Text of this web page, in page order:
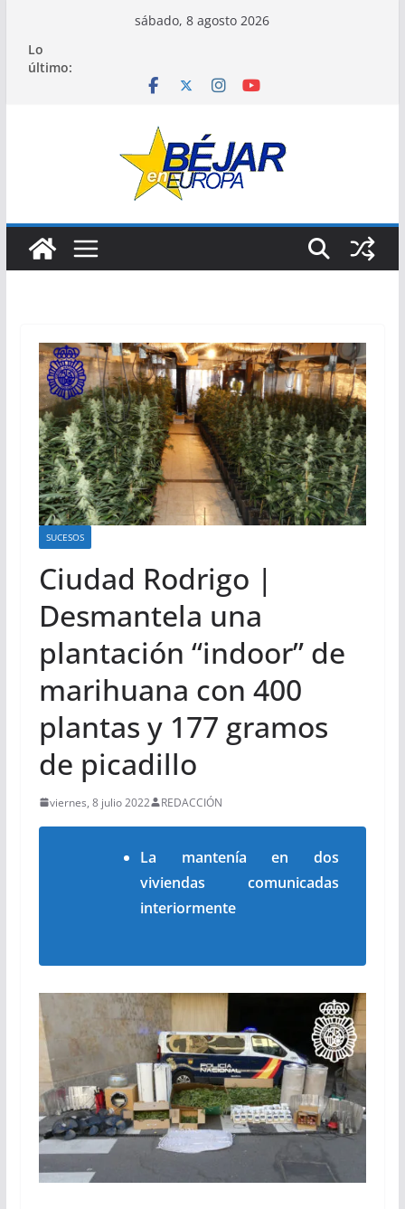
contenido
sábado, 8 agosto 2026
Lo
último:
SUCESOS
Ciudad Rodrigo |
Desmantela una
plantación “indoor” de
marihuana con 400
plantas y 177 gramos
de picadillo
viernes, 8 julio 2022 REDACCIÓN
La mantenía en dos
viviendas comunicadas
interiormente